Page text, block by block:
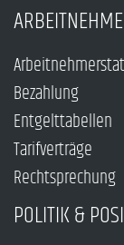
Bezahlung
Entgelttabellen
Tarifverträge
Rechtsprechung
POLITIK &